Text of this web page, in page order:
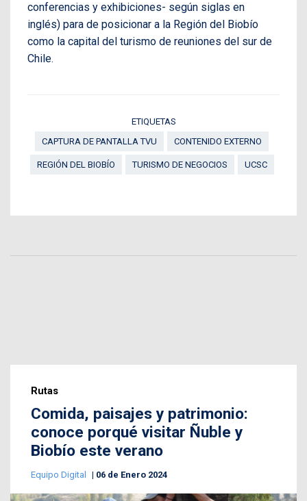
conferencias y exhibiciones- según siglas en
inglés) para de posicionar a la Región del Biobío
como la capital del turismo de reuniones del sur de
Chile.
ETIQUETAS
CAPTURA DE PANTALLA TVU
CONTENIDO EXTERNO
REGIÓN DEL BIOBÍO TURISMO DE NEGOCIOS UCSC
Rutas
Comida, paisajes y patrimonio:
conoce porqué visitar Ñuble y
Biobío este verano
Equipo Digital 06 de Enero 2024